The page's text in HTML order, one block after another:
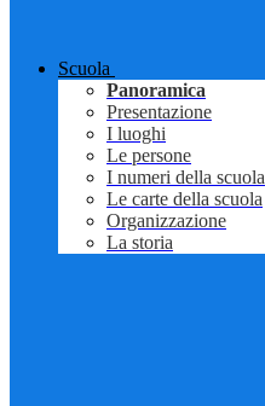
Scuola
Panoramica
Presentazione
I luoghi
Le persone
I numeri della scuola
Le carte della scuola
Organizzazione
La storia